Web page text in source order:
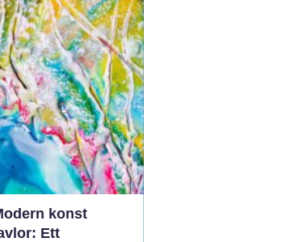
ihåg varje
och detalj. I
...
konst
Ett